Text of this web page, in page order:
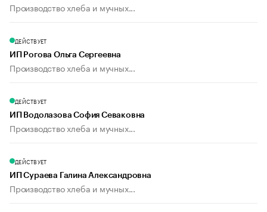
Производство хлеба и мучных...
ДЕЙСТВУЕТ
ИП Рогова Ольга Сергеевна
Производство хлеба и мучных...
ДЕЙСТВУЕТ
ИП Водолазова София Севаковна
Производство хлеба и мучных...
ДЕЙСТВУЕТ
ИП Сураева Галина Александровна
Производство хлеба и мучных...